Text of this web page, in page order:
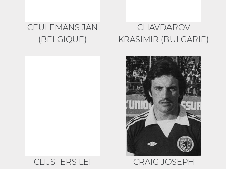
CEULEMANS JAN
(BELGIQUE)
CHAVDAROV
KRASIMIR (BULGARIE)
CLIJSTERS LEI
CRAIG JOSEPH